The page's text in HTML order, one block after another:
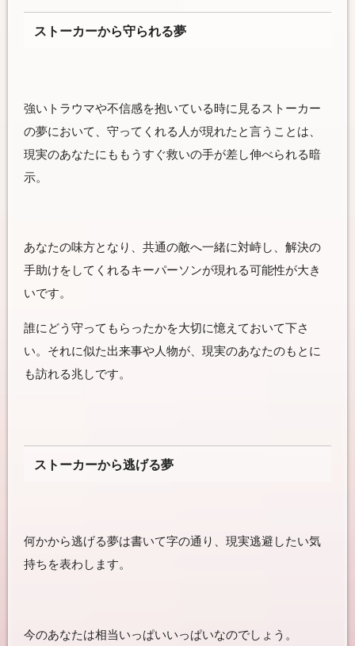
ストーカーから守られる夢
強いトラウマや不信感を抱いている時に見るストーカー
の夢において、守ってくれる人が現れたと言うことは、
現実のあなたにももうすぐ救いの手が差し伸べられる暗
示。
あなたの味方となり、共通の敵へ一緒に対峙し、解決の
手助けをしてくれるキーパーソンが現れる可能性が大き
いです。
誰にどう守ってもらったかを大切に憶えておいて下さ
い。それに似た出来事や人物が、現実のあなたのもとに
も訪れる兆しです。
ストーカーから逃げる夢
何かから逃げる夢は書いて字の通り、現実逃避したい気
持ちを表わします。
今のあなたは相当いっぱいいっぱいなのでしょう。